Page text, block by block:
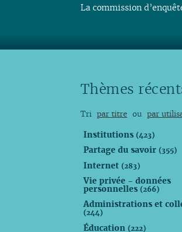
La commission
Thèmes
Tri par titre ou par
Institutions(423)
Partage du savoir(355)
Internet(283)
Vie privée - données
personnelles(266)
Administrations et
(244)
Éducation(222)